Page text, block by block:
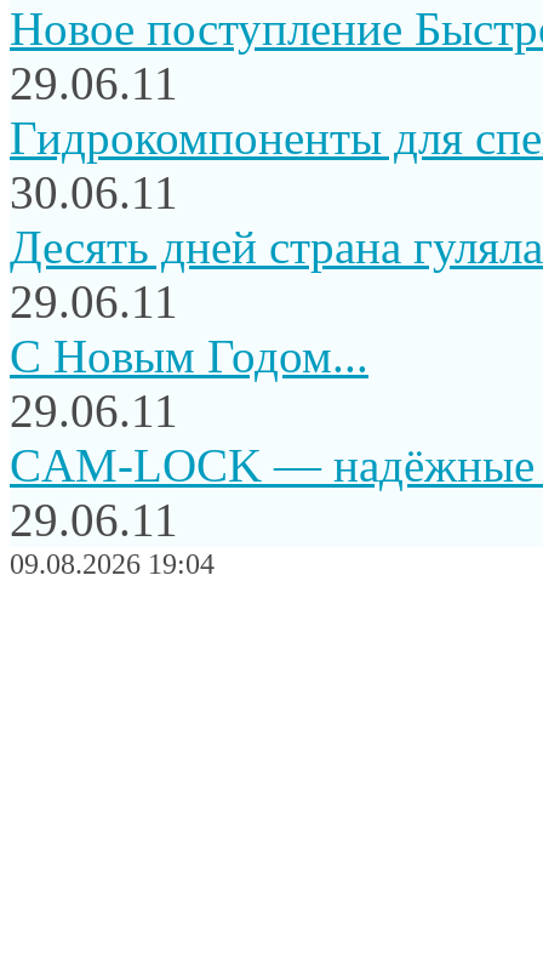
Новое поступление
29.06.11
Гидрокомпоненты для
30.06.11
Десять дней страна
29.06.11
C Новым Годом...
29.06.11
CAM-LOCK — надёжные
29.06.11
09.08.2026 19:04